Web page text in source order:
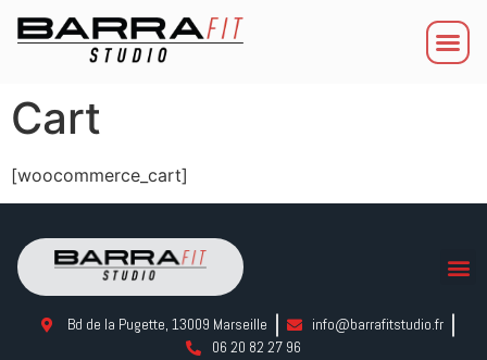
Cart
[woocommerce_cart]
Bd de la Pugette, 13009 Marseille
info@barrafitstudio.fr
06 20 82 27 96